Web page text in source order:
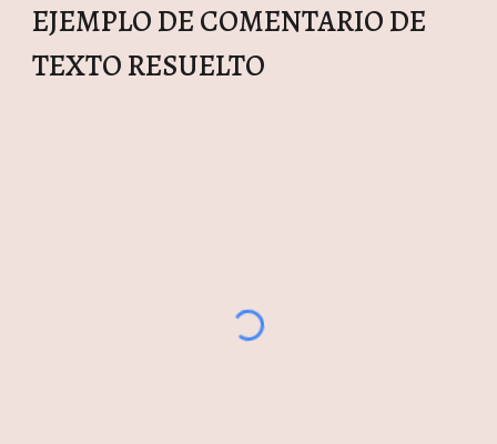
EJEMPLO DE COMENTARIO DE
TEXTO RESUELTO